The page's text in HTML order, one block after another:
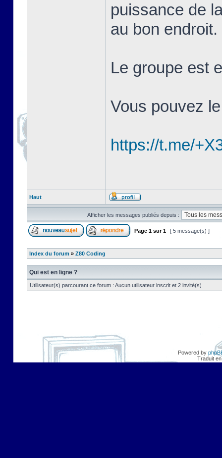
puissance de
au bon endroit.
Le groupe est
Vous pouvez
https://t.me/
Haut
Afficher les messages publiés depuis :
Page 1 sur1 [ 5 message(s) ]
Index du forum » Z80 Coding
Qui est en ligne ?
Utilisateur(s) parcourant ce forum : Aucun utilisateur inscrit et 2 invité(s)
Powered by
Traduit